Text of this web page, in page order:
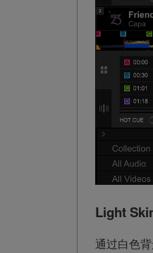
Light
通过白色